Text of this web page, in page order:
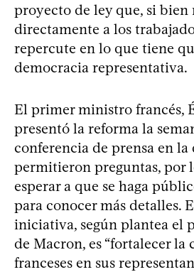
proyecto de ley que, si bien
directamente a los
repercute en lo que tiene
democracia representativa.
El primer ministro francés,
presentó la reforma la
conferencia de prensa en la
permitieron preguntas, por
esperar a que se haga
para conocer más detalles.
iniciativa, según plantea el
de Macron, es “fortalecer la
franceses en sus